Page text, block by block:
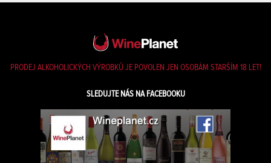
PRODEJ ALKOHOLICKÝCH VÝROBKŮ JE POVOLEN JEN OSOBÁM STARŠÍM 18 LET!
SLEDUJTE NÁS NA FACEBOOKU